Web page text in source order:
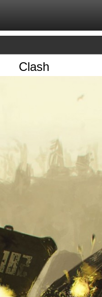
Clash